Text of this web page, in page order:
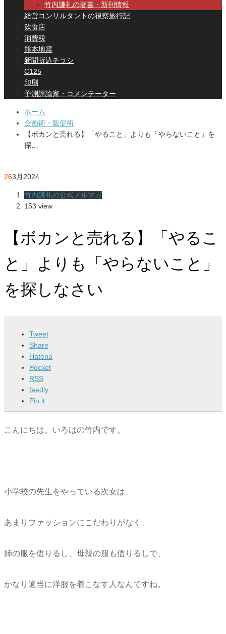
竹内謙礼の著書・新刊情報
経営コンサルタントの視察旅行記
飲食店
消費税
熊本地震
新聞折込チラシ
C125
印刷
予測評論家・コメンテーター
ホーム
企画術・販促術
【ボカンと売れる】「やること」よりも「やらないこと」を
探…
263月2024
竹内謙礼の公式メルマガ
153 view
【ボカンと売れる】「やるこ
と」よりも「やらないこと」
を探しなさい
Tweet
Share
Hatena
Pocket
RSS
feedly
Pin it
こんにちは。いろはの竹内です。
小学校の先生をやっている次女は、
あまりファッションにこだわりがなく、
姉の服を借りるし、母親の服も借りるしで、
かなり適当に洋服を着こなす人なんですね。